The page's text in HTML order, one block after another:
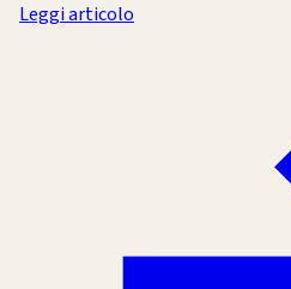
Leggi articolo